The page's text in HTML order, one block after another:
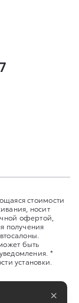
стоимости
носит
офертой,
получения
быть
*
установки.
×